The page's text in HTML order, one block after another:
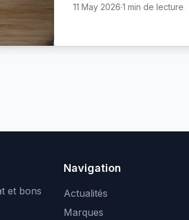
11 May 2026·1 min de lecture
et bons
Navigation
Actualités
Marques